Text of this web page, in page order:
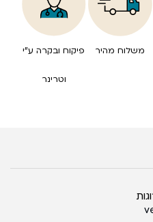
משלוח מהיר פיקוח ובקרה ע”י
וטרינר